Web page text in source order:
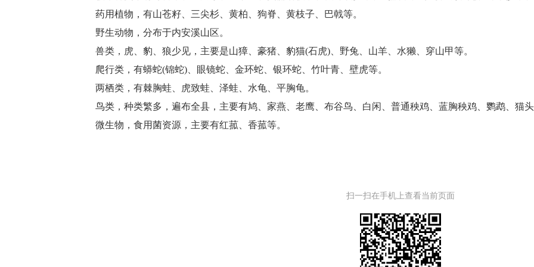
药用植物，有山苍籽、三尖杉、黄柏、狗脊、黄枝子、巴戟等。
野生动物，分布于内安溪山区。
兽类，虎、豹、狼少见，主要是山獐、豪猪、豹猫(石虎)、野兔、山羊、水獭、穿山甲等。
爬行类，有蟒蛇(锦蛇)、眼镜蛇、金环蛇、银环蛇、竹叶青、壁虎等。
两栖类，有棘胸蛙、虎致蛙、泽蛙、水龟、平胸龟。
鸟类，种类繁多，遍布全县，主要有鸠、家燕、老鹰、布谷鸟、白闲、普通秧鸡、蓝胸秧鸡、鹦鹉、猫头
微生物，食用菌资源，主要有红菰、香菰等。
扫一扫在手机上查看当前页面